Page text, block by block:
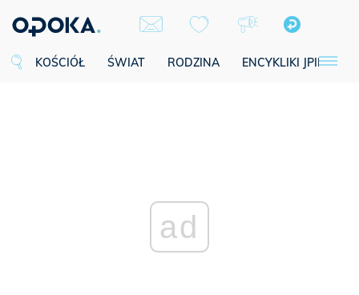
KOŚCIÓŁ ŚWIAT RODZINA ENCYKLIKI JPII
ad